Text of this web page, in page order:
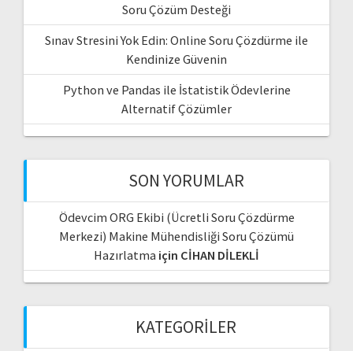
Soru Çözüm Desteği
Sınav Stresini Yok Edin: Online Soru Çözdürme ile
Kendinize Güvenin
Python ve Pandas ile İstatistik Ödevlerine
Alternatif Çözümler
SON YORUMLAR
Ödevcim ORG Ekibi (Ücretli Soru Çözdürme
Merkezi) Makine Mühendisliği Soru Çözümü
Hazırlatma için CİHAN DİLEKLİ
KATEGORILER